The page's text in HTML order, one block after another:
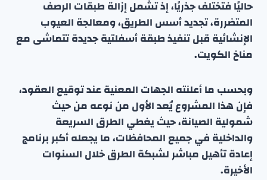
حاليًا فتختلف جذريًا، إذ تشمل إزالة طبقات الرصف
المتضررة، تجديد أسس الطريق، ومعالجة العيوب
الإنشائية قبل تنفيذ طبقة أسفلتية جديدة تتماشى مع
مناخ الكويت.
وبحسب ما أعلنته الجهات المعنية عند توقيع العقود،
فإن هذا المشروع يُعد الأول من نوعه من حيث
شمولية الصيانة، حيث يغطي الطرق السريعة
والداخلية في جميع المحافظات، ما يجعله أكبر برنامج
إعادة تأهيل مباشر لشبكة الطرق خلال السنوات
الأخيرة.